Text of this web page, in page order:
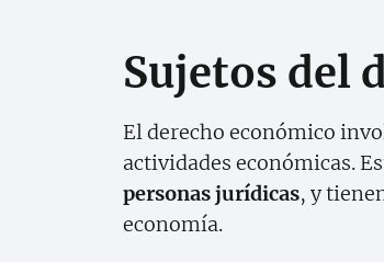
Sujetos del
El derecho económico
actividades económicas.
personas jurídicas, y
economía.